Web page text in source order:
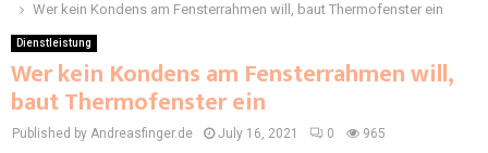
Wer kein Kondens am Fensterrahmen will, baut Thermofenster ein
Dienstleistung
Wer kein Kondens am Fensterrahmen will,
baut Thermofenster ein
Published by Andreasfinger.de July 16, 2021 0 965